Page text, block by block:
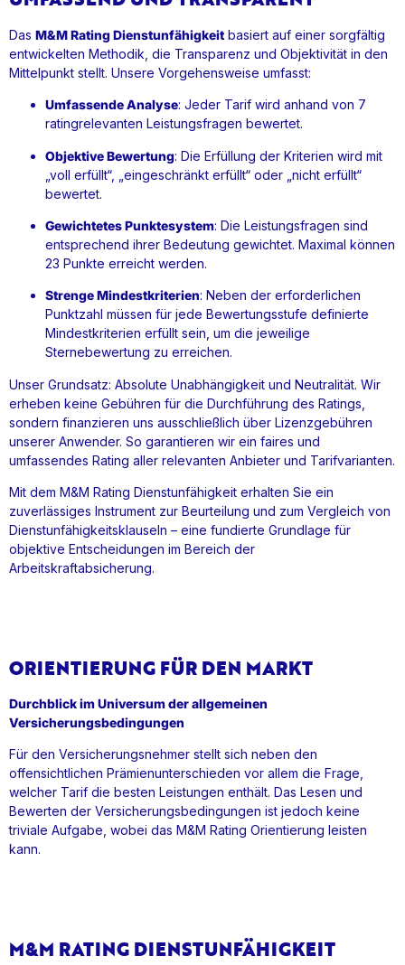
Das M&M Rating Dienstunfähigkeit basiert auf einer sorgfältig
entwickelten Methodik, die Transparenz und Objektivität in den
Mittelpunkt stellt. Unsere Vorgehensweise umfasst:
Umfassende Analyse: Jeder Tarif wird anhand von 7
ratingrelevanten Leistungsfragen bewertet.
Objektive Bewertung: Die Erfüllung der Kriterien wird mit
„voll erfüllt“, „eingeschränkt erfüllt“ oder „nicht erfüllt“
bewertet.
Gewichtetes Punktesystem: Die Leistungsfragen sind
entsprechend ihrer Bedeutung gewichtet. Maximal können
23 Punkte erreicht werden.
Strenge Mindestkriterien: Neben der erforderlichen
Punktzahl müssen für jede Bewertungsstufe definierte
Mindestkriterien erfüllt sein, um die jeweilige
Sternebewertung zu erreichen.
Unser Grundsatz: Absolute Unabhängigkeit und Neutralität. Wir
erheben keine Gebühren für die Durchführung des Ratings,
sondern finanzieren uns ausschließlich über Lizenzgebühren
unserer Anwender. So garantieren wir ein faires und
umfassendes Rating aller relevanten Anbieter und Tarifvarianten.
Mit dem M&M Rating Dienstunfähigkeit erhalten Sie ein
zuverlässiges Instrument zur Beurteilung und zum Vergleich von
Dienstunfähigkeitsklauseln – eine fundierte Grundlage für
objektive Entscheidungen im Bereich der
Arbeitskraftabsicherung.
ORIENTIERUNG FÜR DEN MARKT
Durchblick im Universum der allgemeinen
Versicherungsbedingungen
Für den Versicherungsnehmer stellt sich neben den
offensichtlichen Prämienunterschieden vor allem die Frage,
welcher Tarif die besten Leistungen enthält. Das Lesen und
Bewerten der Versicherungsbedingungen ist jedoch keine
triviale Aufgabe, wobei das M&M Rating Orientierung leisten
kann.
M&M RATING DIENSTUNFÄHIGKEIT